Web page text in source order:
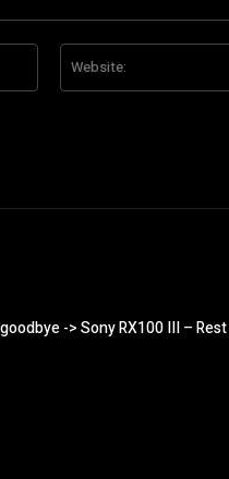
Mail:*
-> Sony RX100 III –